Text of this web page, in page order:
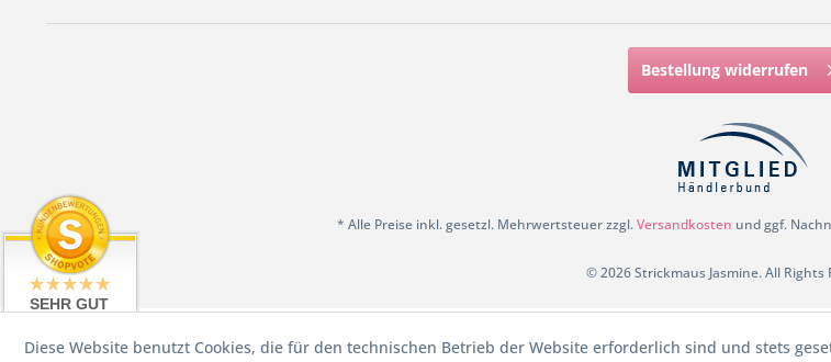
Bestellung widerrufen
* Alle Preise inkl. gesetzl. Mehrwertsteuer zzgl.Versandkosten und ggf.
© 2026 Strickmaus Jasmine. All Rights
Diese Website benutzt Cookies, die für den technischen Betrieb der Website erforderlich sind und stets
SEHR GUT
aus 199